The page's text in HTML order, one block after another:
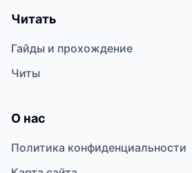
Читать
Гайды и прохождение
Читы
О нас
Политика конфиденциальности